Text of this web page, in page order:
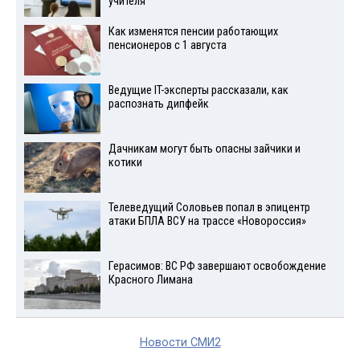
Как изменятся пенсии работающих
пенсионеров с 1 августа
Ведущие IT-эксперты рассказали, как
распознать дипфейк
Дачникам могут быть опасны зайчики и
котики
Телеведущий Соловьев попал в эпицентр
атаки БПЛА ВСУ на трассе «Новороссия»
Герасимов: ВС РФ завершают освобождение
Красного Лимана
Новости СМИ2